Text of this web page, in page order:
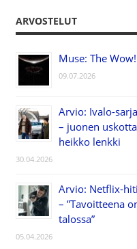
ARVOSTELUT
Muse: The
09.07.2026
Arvio: Ivalo-
– juonen
heikko lenkki
30.04.2026
Arvio: Netflix-
– ”Tavoitteena
talossa”
05.04.2026